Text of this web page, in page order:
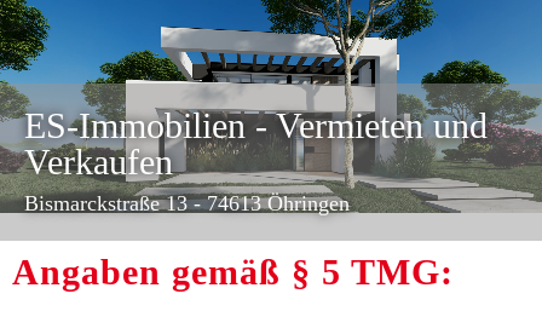
ES-Immobilien - Vermieten und
Verkaufen
Bismarckstraße 13 - 74613 Öhringen
Angaben gemäß § 5 TMG: